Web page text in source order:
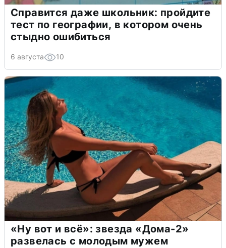
Справится даже школьник: пройдите
тест по географии, в котором очень
стыдно ошибиться
6 августа 10
«Ну вот и всё»: звезда «Дома-2»
развелась с молодым мужем